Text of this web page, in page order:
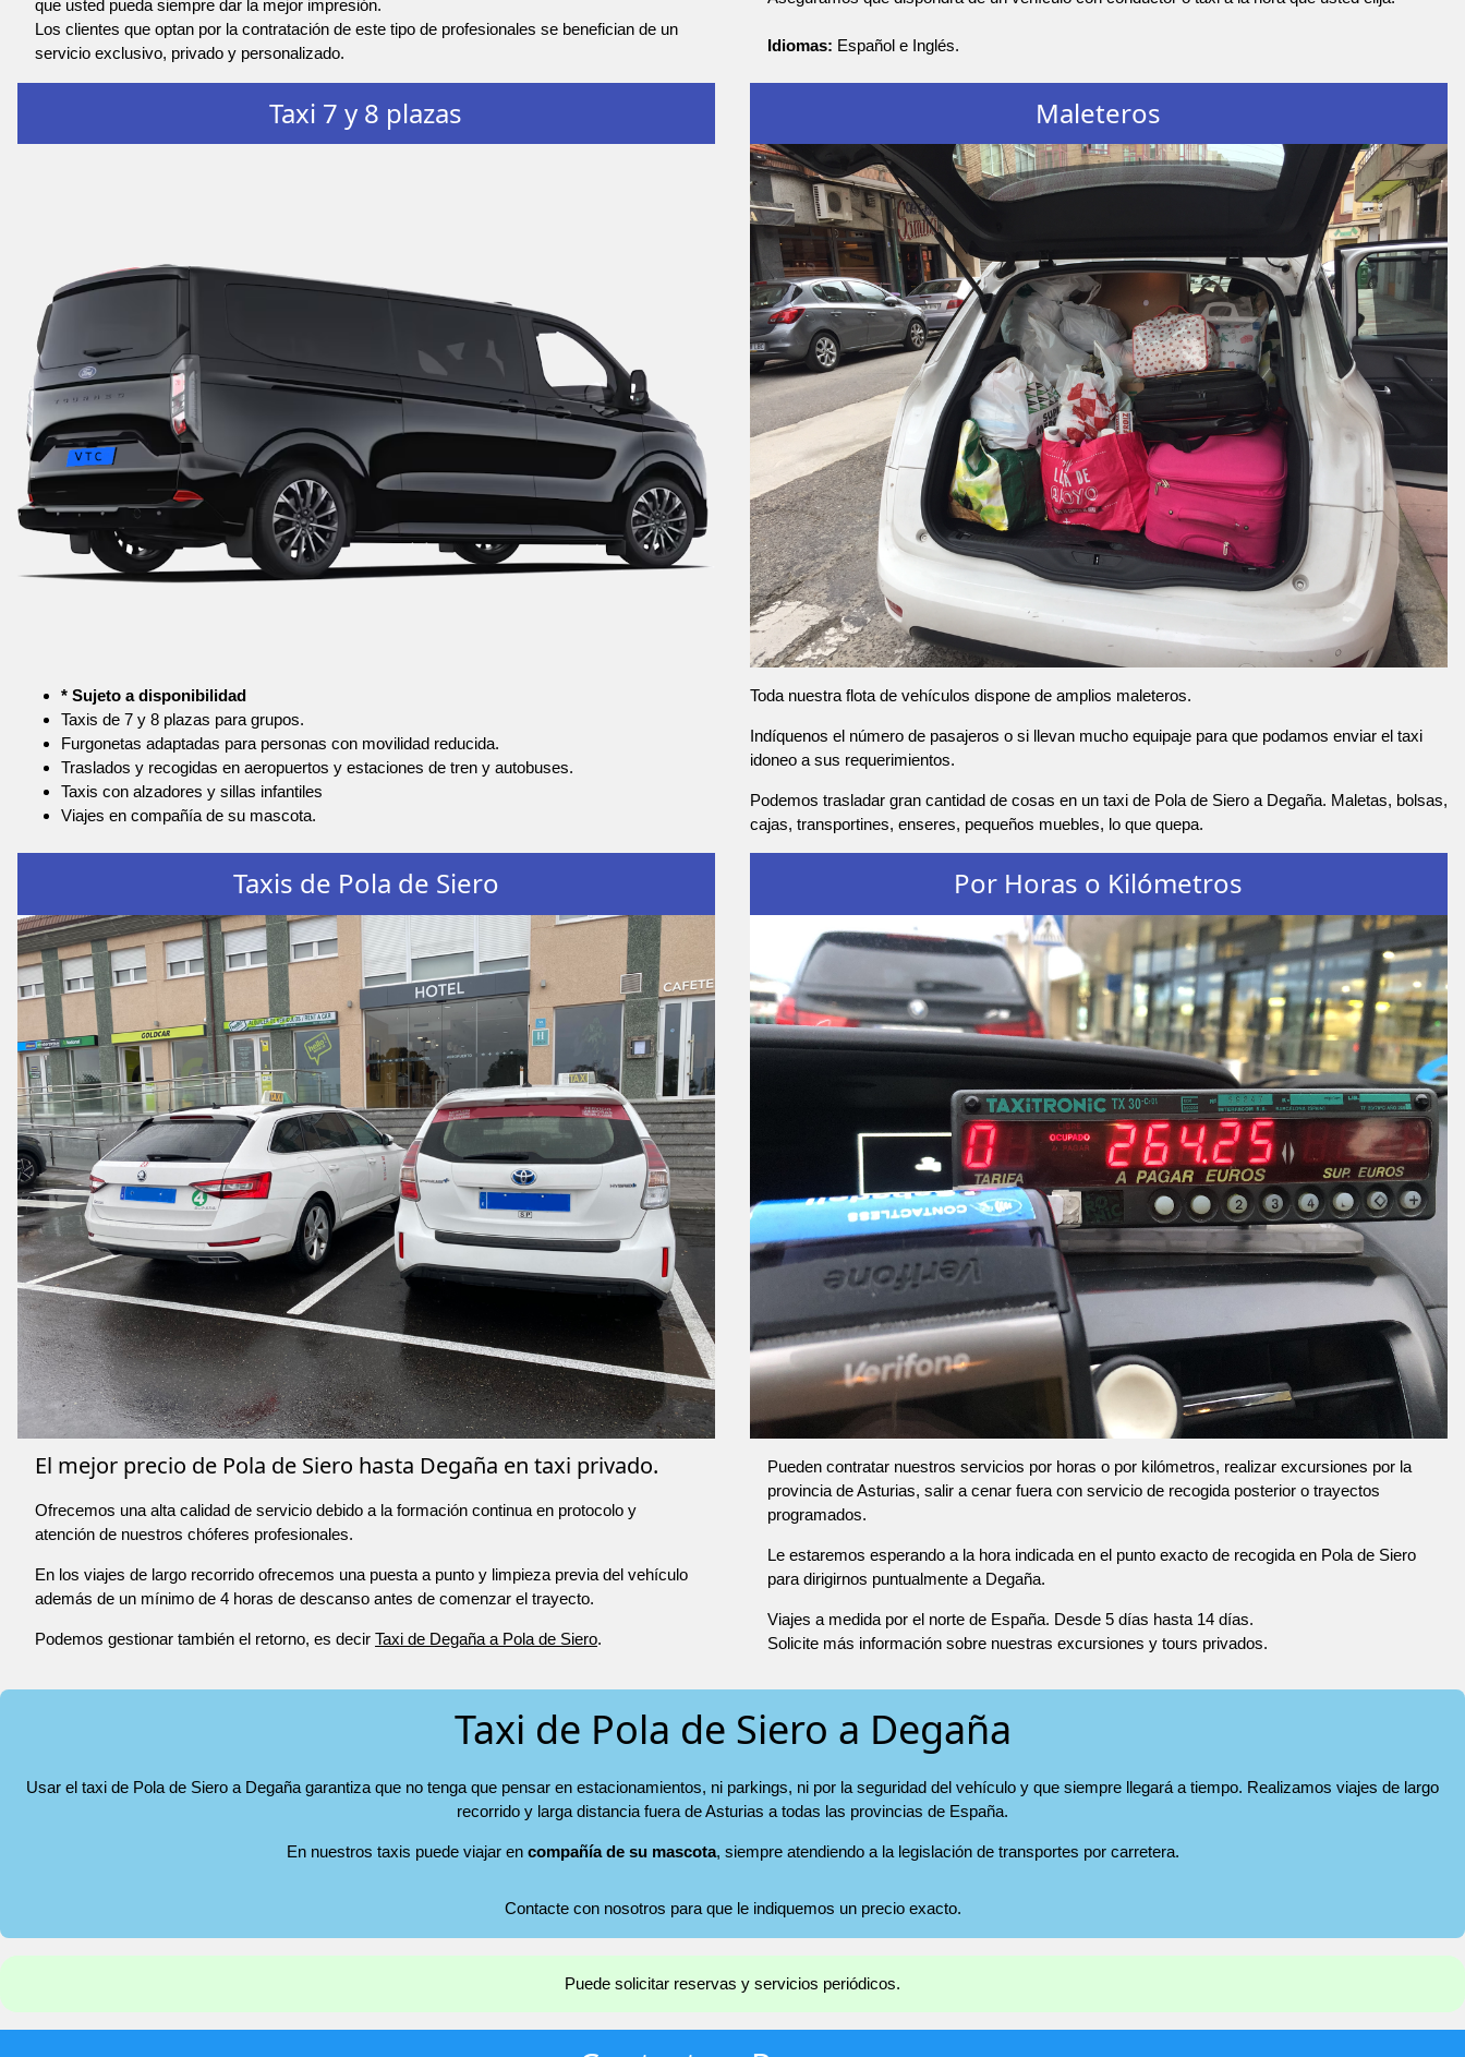
que usted pueda siempre dar la mejor impresión.
Los clientes que optan por la contratación de este tipo de profesionales se benefician de un
servicio exclusivo, privado y personalizado.
Idiomas: Español e Inglés.
Taxi 7 y 8 plazas
* Sujeto a disponibilidad
Taxis de 7 y 8 plazas para grupos.
Furgonetas adaptadas para personas con movilidad reducida.
Traslados y recogidas en aeropuertos y estaciones de tren y autobuses.
Taxis con alzadores y sillas infantiles
Viajes en compañía de su mascota.
Maleteros
Toda nuestra flota de vehículos dispone de amplios maleteros.
Indíquenos el número de pasajeros o si llevan mucho equipaje para que podamos enviar el taxi
idoneo a sus requerimientos.
Podemos trasladar gran cantidad de cosas en un taxi de Pola de Siero a Degaña. Maletas, bolsas,
cajas, transportines, enseres, pequeños muebles, lo que quepa.
Taxis de Pola de Siero
El mejor precio de Pola de Siero hasta Degaña en taxi privado.
Ofrecemos una alta calidad de servicio debido a la formación continua en protocolo y
atención de nuestros chóferes profesionales.
En los viajes de largo recorrido ofrecemos una puesta a punto y limpieza previa del vehículo
además de un mínimo de 4 horas de descanso antes de comenzar el trayecto.
Podemos gestionar también el retorno, es decir Taxi de Degaña a Pola de Siero.
Por Horas o Kilómetros
Pueden contratar nuestros servicios por horas o por kilómetros, realizar excursiones por la
provincia de Asturias, salir a cenar fuera con servicio de recogida posterior o trayectos
programados.
Le estaremos esperando a la hora indicada en el punto exacto de recogida en Pola de Siero
para dirigirnos puntualmente a Degaña.
Viajes a medida por el norte de España. Desde 5 días hasta 14 días.
Solicite más información sobre nuestras excursiones y tours privados.
Taxi de Pola de Siero a Degaña
Usar el taxi de Pola de Siero a Degaña garantiza que no tenga que pensar en estacionamientos, ni parkings, ni por la seguridad del vehículo y que siempre llegará a tiempo. Realizamos viajes de largo
recorrido y larga distancia fuera de Asturias a todas las provincias de España.
En nuestros taxis puede viajar en compañía de su mascota, siempre atendiendo a la legislación de transportes por carretera.
Contacte con nosotros para que le indiquemos un precio exacto.
Puede solicitar reservas y servicios periódicos.